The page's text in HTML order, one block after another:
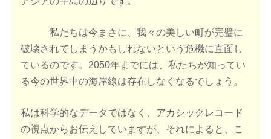
私たちは今まさに、我々の美しい町が完璧に
破壊されてしまうかもしれないという危機に直面し
ているのです。2050年までには、私たちが知ってい
る今の世界中の海岸線は存在しなくなるでしょう。
私は科学的なデータではなく、アカシックレコード
の視点からお伝えしていますが、それによると、こ